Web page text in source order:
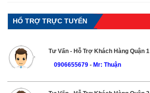
HỔ TRỢ TRỰC TUYẾN
Tư Vấn - Hỗ Trợ Khách Hàng Quận 1
0906655679 - Mr: Thuận